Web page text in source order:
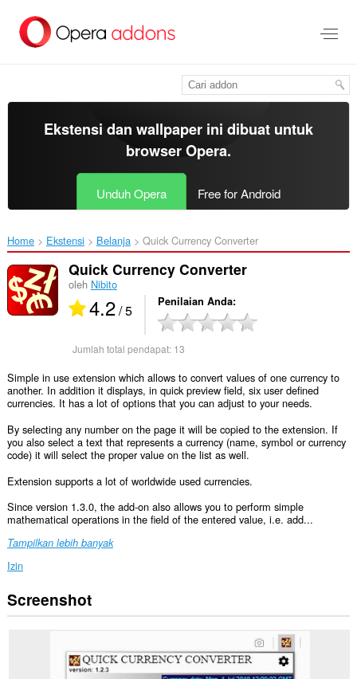
konten
Ekstensi dan wallpaper ini dibuat untuk
browser Opera.
Unduh Opera Free for Android
Home Ekstensi Belanja Quick Currency Converter‎
Quick Currency Converter
oleh Nibito
4.2/ 5 Penilaian Anda
Jumlah total pendapat: 13
Simple in use extension which allows to convert values of one currency to
another. In addition it displays, in quick preview field, six user defined
currencies. It has a lot of options that you can adjust to your needs.
By selecting any number on the page it will be copied to the extension. If
you also select a text that represents a currency (name, symbol or currency
code) it will select the proper value on the list as well.
Extension supports a lot of worldwide used currencies.
Since version 1.3.0, the add-on also allows you to perform simple
mathematical operations in the field of the entered value, i.e. add...
Tampilkan lebih banyak
Izin
Ekstensi
ini
Screenshot